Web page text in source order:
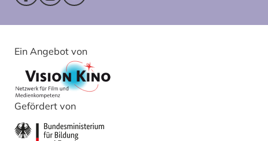
Ein Angebot von
Gefördert von